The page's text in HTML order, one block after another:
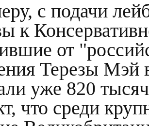
с подачи
к
от
Терезы Мэй
уже 820
что среди